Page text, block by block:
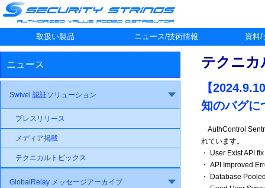
取扱い製品 ニュース/技術情報 資料/
ニュース
Swivel 認証ソリューション
プレスリリース
メディア掲載
テクニカルトピックス
GlobalRelay メッセージアーカイブ
テクニカ
【
知のバグに
AuthControl
れています。
・ User Exist API fix
・ API Improved
・ Database